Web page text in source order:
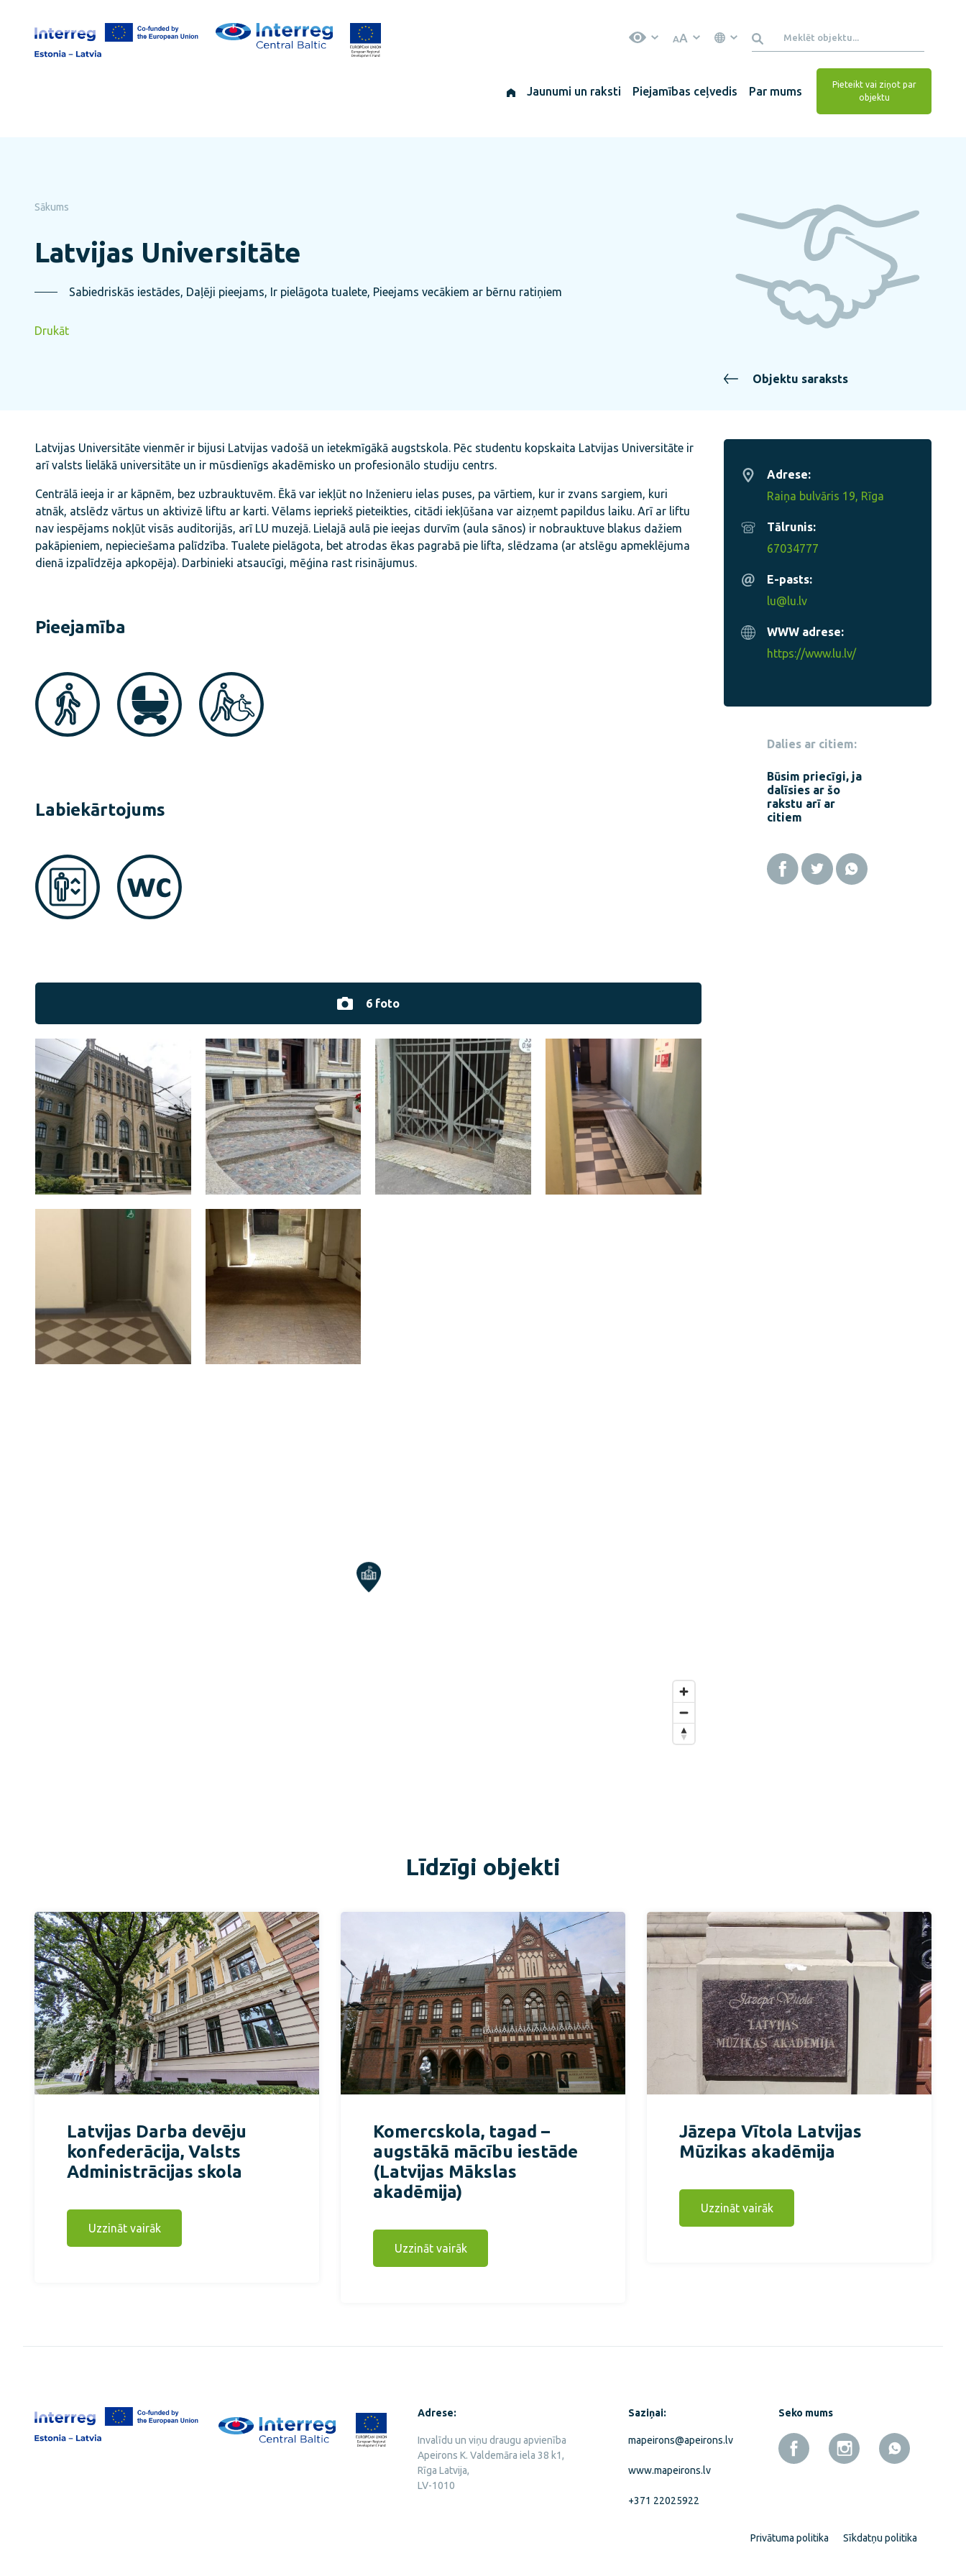
AA
Jaunumi un raksti Piejamības ceļvedis Par mums
Pieteikt vai ziņot par
objektu
Sākums
Latvijas Universitāte
Sabiedriskās iestādes, Daļēji pieejams, Ir pielāgota tualete, Pieejams vecākiem ar bērnu ratiņiem
Drukāt
Objektu saraksts
Latvijas Universitāte vienmēr ir bijusi Latvijas vadošā un ietekmīgākā augstskola. Pēc studentu kopskaita Latvijas Universitāte ir
arī valsts lielākā universitāte un ir mūsdienīgs akadēmisko un profesionālo studiju centrs.
Centrālā ieeja ir ar kāpnēm, bez uzbrauktuvēm. Ēkā var iekļūt no Inženieru ielas puses, pa vārtiem, kur ir zvans sargiem, kuri
atnāk, atslēdz vārtus un aktivizē liftu ar karti. Vēlams iepriekš pieteikties, citādi iekļūšana var aizņemt papildus laiku. Arī ar liftu
nav iespējams nokļūt visās auditorijās, arī LU muzejā. Lielajā aulā pie ieejas durvīm (aula sānos) ir nobrauktuve blakus dažiem
pakāpieniem, nepieciešama palīdzība. Tualete pielāgota, bet atrodas ēkas pagrabā pie lifta, slēdzama (ar atslēgu apmeklējuma
dienā izpalīdzēja apkopēja). Darbinieki atsaucīgi, mēģina rast risinājumus.
Pieejamība
Labiekārtojums
6 foto
Adrese:
Raiņa bulvāris 19, Rīga
Tālrunis:
67034777
E-pasts:
lu@lu.lv
WWW adrese:
https://www.lu.lv/
Dalies ar citiem:
Būsim priecīgi, ja
dalīsies ar šo
rakstu arī ar
citiem
Līdzīgi objekti
Latvijas Darba devēju
konfederācija, Valsts
Administrācijas skola
Uzzināt vairāk
Komercskola, tagad –
augstākā mācību iestāde
(Latvijas Mākslas
akadēmija)
Uzzināt vairāk
Jāzepa Vītola Latvijas
Mūzikas akadēmija
Uzzināt vairāk
Adrese:
Invalīdu un viņu draugu apvienība
Apeirons K. Valdemāra iela 38 k1,
Rīga Latvija,
LV-1010
Saziņai:
mapeirons@apeirons.lv
www.mapeirons.lv
+371 22025922
Seko mums
Privātuma politika Sīkdatņu politika